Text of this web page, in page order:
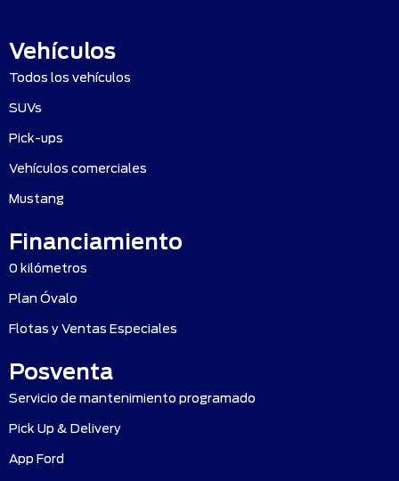
Vehículos
Todos los vehículos
SUVs
Pick-ups
Vehículos comerciales
Mustang
Financiamiento
0 kilómetros
Plan Óvalo
Flotas y Ventas Especiales
Posventa
Servicio de mantenimiento programado
Pick Up & Delivery
App Ford